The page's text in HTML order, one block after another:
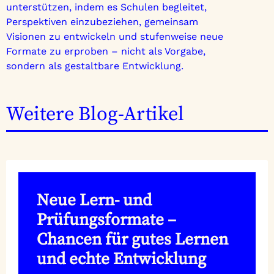
unterstützen, indem es Schulen begleitet,
Perspektiven einzubeziehen, gemeinsam
Visionen zu entwickeln und stufenweise neue
Formate zu erproben – nicht als Vorgabe,
sondern als gestaltbare Entwicklung.
Weitere Blog-Artikel
Neue Lern- und
Prüfungsformate –
Chancen für gutes Lernen
und echte Entwicklung